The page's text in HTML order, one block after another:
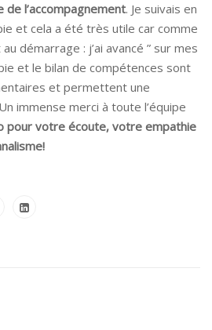
de l’accompagnement. Je suivais en
et cela a été très utile car comme
au démarrage : j’ai avancé ” sur mes
et le bilan de compétences sont
et permettent une
immense merci à toute l’équipe
pour votre écoute, votre empathie